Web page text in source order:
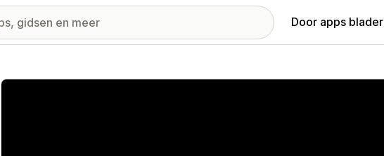
Door apps
Galerij met uitgelichte afbeeldingen